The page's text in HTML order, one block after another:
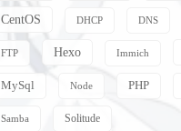
CentOS DHCP DNS
FTP Hexo Immich
MySql Node PHP
Samba Solitude